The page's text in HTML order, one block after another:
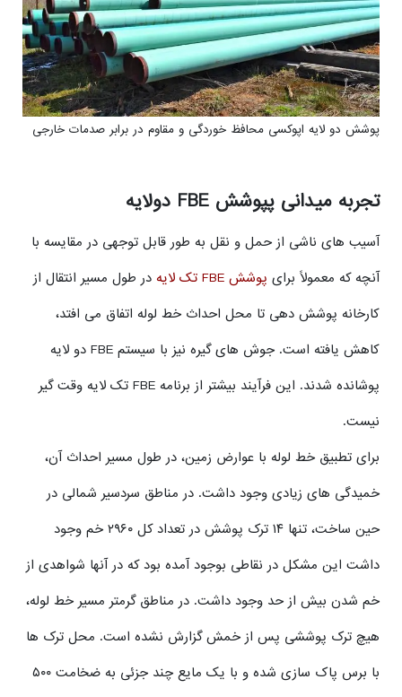
پوشش دو لایه اپوکسی محافظ خوردگی و مقاوم در برابر صدمات خارجی
تجربه میدانی پپوشش FBE دولایه
آسیب های ناشی از حمل و نقل به طور قابل توجهی در مقایسه با
آنچه که معمولاً برای پوشش FBE تک لایه
در طول مسیر انتقال از
کارخانه پوشش دهی تا محل احداث خط لوله اتفاق می افتد،
کاهش یافته است. جوش های گیره نیز با سیستم FBE دو لایه
پوشانده شدند. این فرآیند بیشتر از برنامه FBE تک لایه وقت گیر
نیست.
برای تطبیق خط لوله با عوارض زمین، در طول مسیر احداث آن،
خمیدگی های زیادی وجود داشت. در مناطق سردسیر شمالی در
حین ساخت، تنها ۱۴ ترک پوشش در تعداد کل ۲۹۶۰ خم وجود
داشت این مشکل در نقاطی بوجود آمده بود که در آنها شواهدی از
خم شدن بیش از حد وجود داشت. در مناطق گرمتر مسیر خط لوله،
هیچ ترک پوششی پس از خمش گزارش نشده است. محل ترک ها
با برس پاک سازی شده و با یک مایع چند جزئی به ضخامت ۵۰۰